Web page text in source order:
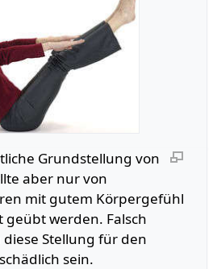
Grundstellung von
aber nur von
mit gutem Körpergefühl
werden. Falsch
Stellung für den
sein.